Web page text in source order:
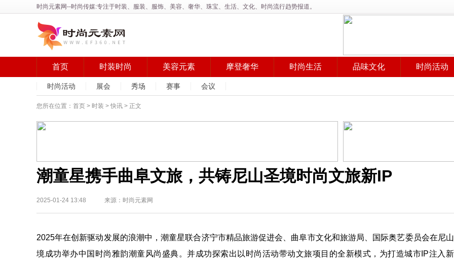
时尚元素网--时尚传媒:专注于时装、服装、服饰、美容、奢华、珠宝、生活、文化、时尚流行趋势报道。
首页 时装时尚 美容元素 摩登奢华 时尚生活 品味文化 时尚活动
时尚活动 展会 秀场 赛事 会议
您所在位置： 首页 > 时装 > 快讯 > 正文
潮童星携手曲阜文旅，共铸尼山圣境时尚文旅新IP
2025-01-24 13:48 来源：时尚元素网
2025年在创新驱动发展的浪潮中，潮童星联合济宁市精品旅游促进会、曲阜市文化和旅游局、国际奥艺委员会在尼
境成功举办中国时尚雅韵潮童风尚盛典。并成功探索出以时尚活动带动文旅项目的全新模式，为打造城市IP注入